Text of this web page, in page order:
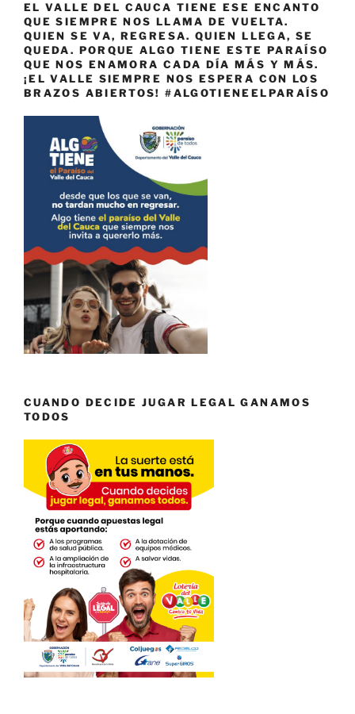
EL VALLE DEL CAUCA TIENE ESE ENCANTO
QUE SIEMPRE NOS LLAMA DE VUELTA.
QUIEN SE VA, REGRESA. QUIEN LLEGA, SE
QUEDA. PORQUE ALGO TIENE ESTE PARAÍSO
QUE NOS ENAMORA CADA DÍA MÁS Y MÁS.
¡EL VALLE SIEMPRE NOS ESPERA CON LOS
BRAZOS ABIERTOS! #ALGOTIENEELPARAÍSO
CUANDO DECIDE JUGAR LEGAL GANAMOS
TODOS